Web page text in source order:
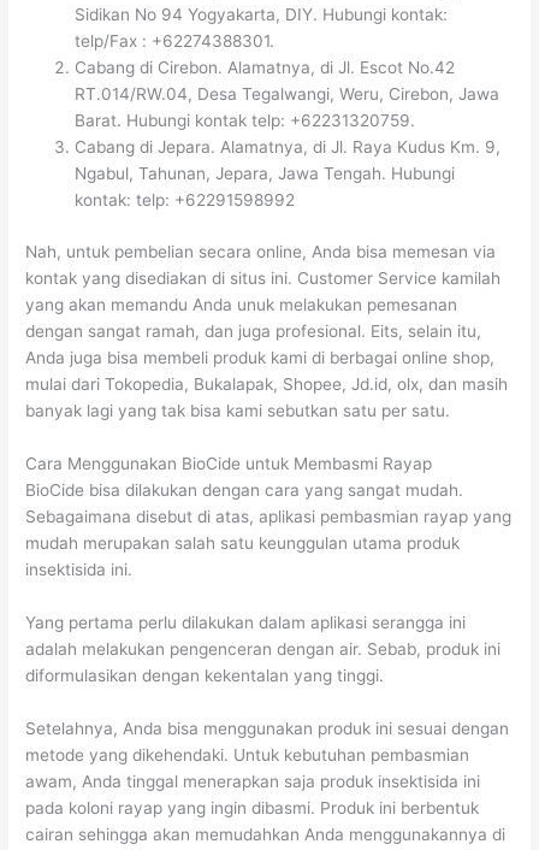
Sidikan No 94 Yogyakarta, DIY. Hubungi kontak:
telp/Fax : +62274388301.
Cabang di Cirebon. Alamatnya, di Jl. Escot No.42
RT.014/RW.04, Desa Tegalwangi, Weru, Cirebon, Jawa
Barat. Hubungi kontak telp: +62231320759.
Cabang di Jepara. Alamatnya, di Jl. Raya Kudus Km. 9,
Ngabul, Tahunan, Jepara, Jawa Tengah. Hubungi
kontak: telp: +62291598992
Nah, untuk pembelian secara online, Anda bisa memesan via
kontak yang disediakan di situs ini. Customer Service kamilah
yang akan memandu Anda unuk melakukan pemesanan
dengan sangat ramah, dan juga profesional. Eits, selain itu,
Anda juga bisa membeli produk kami di berbagai online shop,
mulai dari Tokopedia, Bukalapak, Shopee, Jd.id, olx, dan masih
banyak lagi yang tak bisa kami sebutkan satu per satu.
Cara Menggunakan BioCide untuk Membasmi Rayap
BioCide bisa dilakukan dengan cara yang sangat mudah.
Sebagaimana disebut di atas, aplikasi pembasmian rayap yang
mudah merupakan salah satu keunggulan utama produk
insektisida ini.
Yang pertama perlu dilakukan dalam aplikasi serangga ini
adalah melakukan pengenceran dengan air. Sebab, produk ini
diformulasikan dengan kekentalan yang tinggi.
Setelahnya, Anda bisa menggunakan produk ini sesuai dengan
metode yang dikehendaki. Untuk kebutuhan pembasmian
awam, Anda tinggal menerapkan saja produk insektisida ini
pada koloni rayap yang ingin dibasmi. Produk ini berbentuk
cairan sehingga akan memudahkan Anda menggunakannya di